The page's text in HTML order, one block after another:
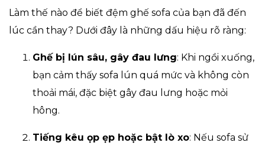
Làm thế nào để biết đệm ghế sofa của bạn đã đến
lúc cần thay? Dưới đây là những dấu hiệu rõ ràng:
Ghế bị lún sâu, gây đau lưng: Khi ngồi xuống,
bạn cảm thấy sofa lún quá mức và không còn
thoải mái, đặc biệt gây đau lưng hoặc mỏi
hông.
Tiếng kêu ọp ẹp hoặc bật lò xo: Nếu sofa sử